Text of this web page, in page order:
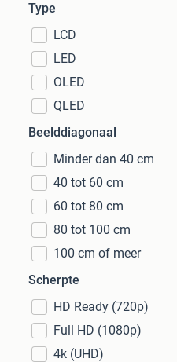
Type
LCD
LED
OLED
QLED
Beelddiagonaal
Minder dan 40 cm
40 tot 60 cm
60 tot 80 cm
80 tot 100 cm
100 cm of meer
Scherpte
HD Ready (720p)
Full HD (1080p)
4k (UHD)